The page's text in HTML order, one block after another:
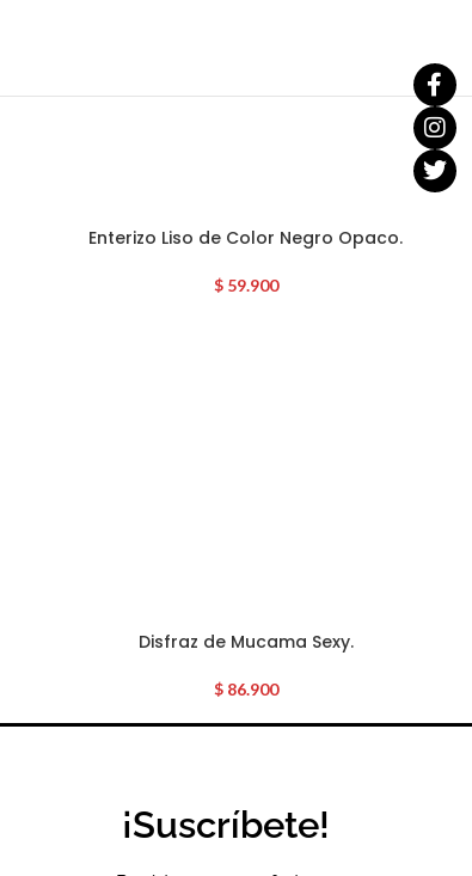
Enterizo Liso de Color Negro Opaco.
$59.900
Disfraz de Mucama Sexy.
$86.900
¡Suscríbete!